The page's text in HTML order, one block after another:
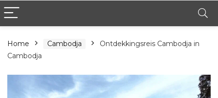
Home Cambodja
Ontdekkingsreis Cambodja in
Cambodja